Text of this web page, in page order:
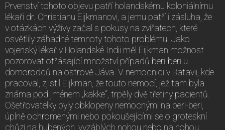
Prvenství tohoto objevu patří holandskému koloniálnímu
lékaři dr. Christianu Eijkmanovi, a jemu patří i zásluha, že
v otázkách výživy začal s pokusy na zvířatech, které
osvětlily záhadné temnoty tohoto problému. Jako
vojenský lékař v Holandské Indii měl Eijkman možnost
pozorovat otřásající množství případů beri-beri u
domorodců na ostrově Jáva. V nemocnici v Batavii, kde
pracoval, zjistil Eijkman, že touto nemocí, jež tam byla
známa pod jménem „kakke“, trpěly dvě třetiny pacientů.
Ošetřovatelky byly obklopeny nemocnými na beri-beri,
úplně ochromenými nebo pokoušejícími se o groteskní
chůzi na hubených, vyzáblých nohou nebo na nohou